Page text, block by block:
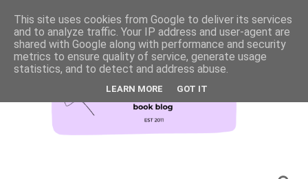
This site uses cookies from Google to deliver its services
and to analyze traffic. Your IP address and user-agent are
shared with Google along with performance and security
metrics to ensure quality of service, generate usage
statistics, and to detect and address abuse.
LEARN MORE GOT IT